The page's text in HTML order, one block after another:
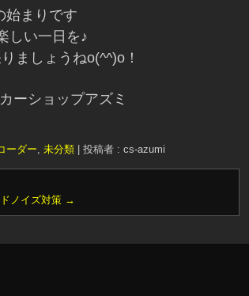
始まりです
しい一日を♪
ましょうねo(^^)o！
ショップアズミ
ーダー, 未分類 投稿者 : cs-azumi
ノイズ対策 →